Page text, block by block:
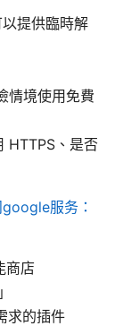
提供臨時解
情境使用免費
HTTPS、是否
服务：
商店
求的插件